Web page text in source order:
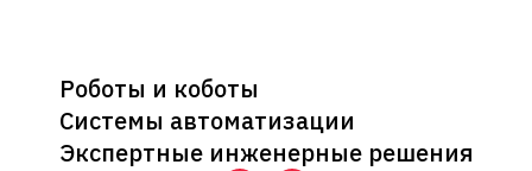
Роботы и коботы
Системы автоматизации
Экспертные инженерные решения